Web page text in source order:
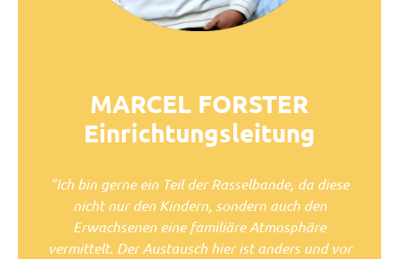
MARCEL FORSTER
Einrichtungsleitung
"Ich bin gerne ein Teil der Rasselbande, da diese
nicht nur den Kindern, sondern auch den
Erwachsenen eine familiäre Atmosphäre
vermittelt. Der Austausch hier ist anders und vor